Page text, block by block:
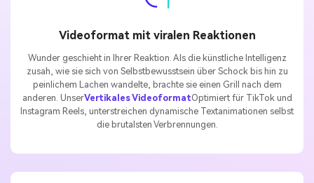
Videoformat mit viralen Reaktionen
Wunder geschieht in Ihrer Reaktion. Als die künstliche Intelligenz
zusah, wie sie sich von Selbstbewusstsein über Schock bis hin zu
peinlichem Lachen wandelte, brachte sie einen Grill nach dem
anderen. UnserVertikales VideoformatOptimiert für TikTok und
Instagram Reels, unterstreichen dynamische Textanimationen selbst
die brutalsten Verbrennungen.